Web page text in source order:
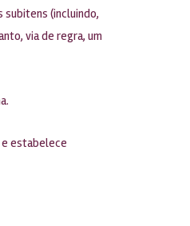
(incluindo,
via de regra, um
e estabelece